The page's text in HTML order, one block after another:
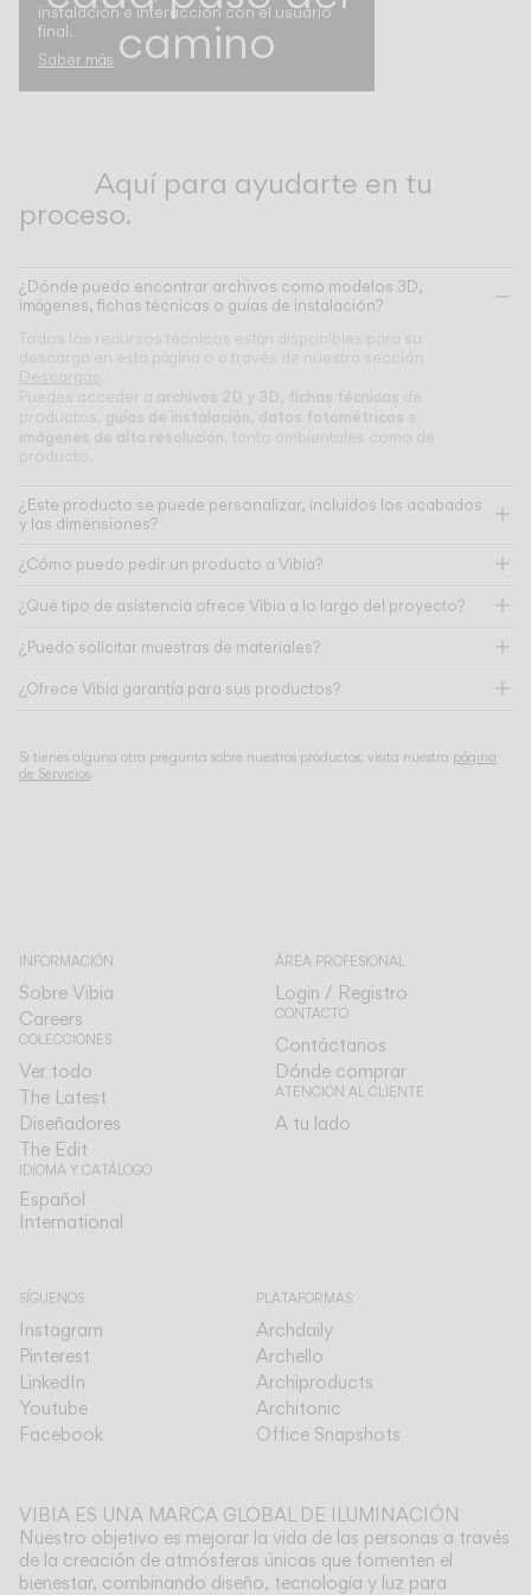
camino
instalación e interacción con el usuario
final.
Saber más
Aquí para ayudarte en tu
proceso.
¿Dónde puedo encontrar archivos como modelos 3D,
imágenes, fichas técnicas o guías de instalación?
Todos los recursos técnicos están disponibles para su
descarga en esta página o a través de nuestra sección
Descargas
Puedes acceder a archivos 2D y 3D fichas técnicas de
productos, guías de instalación datos fotométricos e
imágenes de alta resolución , tanto ambientales como de
producto.
¿Este producto se puede personalizar, incluidos los acabados
y las dimensiones?
¿Cómo puedo pedir un producto a Vibia?
¿Qué tipo de asistencia ofrece Vibia a lo largo del proyecto?
¿Puedo solicitar muestras de materiales?
¿Ofrece Vibia garantía para sus productos?
Si tienes alguna otra pregunta sobre nuestros productos, visita nuestra página
de Servicios.
INFORMACIÓN
Sobre Vibia
Careers
COLECCIONES
Ver todo
The Latest
Diseñadores
The Edit
IDIOMA Y CATÁLOGO
Español
International
ÁREA PROFESIONAL
Login / Registro
CONTACTO
Contáctanos
Dónde comprar
ATENCIÓN AL CLIENTE
A tu lado
SÍGUENOS
Instagram
Pinterest
LinkedIn
Youtube
Facebook
PLATAFORMAS
Archdaily
Archello
Archiproducts
Architonic
Office Snapshots
VIBIA ES UNA MARCA GLOBAL DE ILUMINACIÓN
Nuestro objetivo es mejorar la vida de las personas a través
de la creación de atmósferas únicas que fomenten el
bienestar, combinando diseño, tecnología y luz para